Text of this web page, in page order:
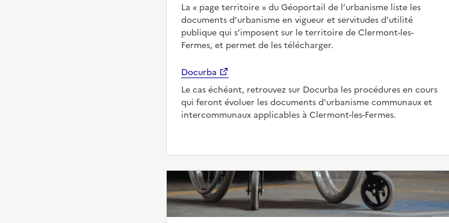
La
page territoire
du Géoportail de l’urbanisme liste les
documents d’urbanisme en vigueur et servitudes d’utilité
publique qui s’imposent sur le territoire de Clermont-les-
Fermes, et permet de les télécharger.
Docurba
Le cas échéant, retrouvez sur Docurba les procédures en cours
qui feront évoluer les documents d'urbanisme communaux et
intercommunaux applicables à Clermont-les-Fermes.